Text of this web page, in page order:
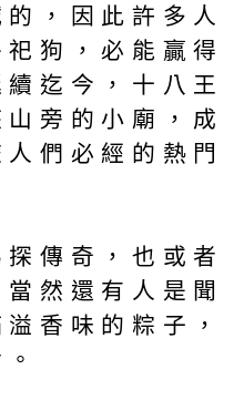
，因此許多人
狗，必能贏得
迄今，十八王
旁的小廟，成
們必經的熱門
傳奇，也或者
然還有人是聞
香味的粽子，